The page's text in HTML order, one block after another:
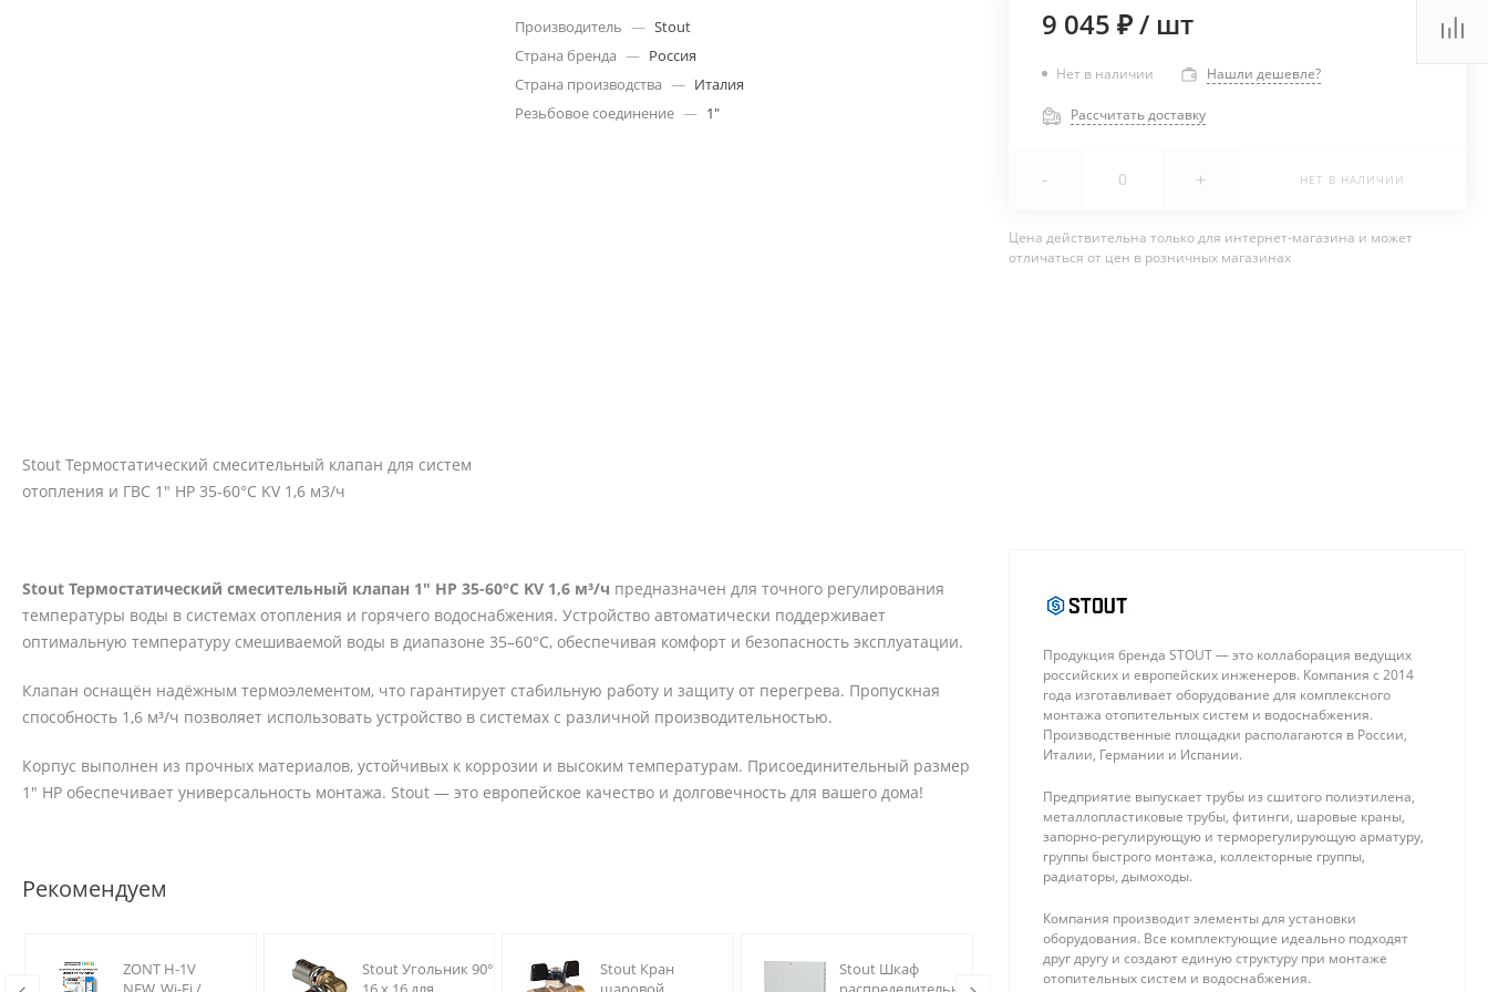
Stout Термостатический смесительный клапан для систем
отопления и ГВС 1" НР 35-60°С KV 1,6 м3/ч
Производитель — Stout
Страна бренда — Россия
Страна производства — Италия
Резьбовое соединение — 1"
9 045 ₽/ шт
Нет в наличии Нашли дешевле?
Рассчитать доставку
- + НЕТ В НАЛИЧИИ
Цена действительна только для интернет-магазина и может
отличаться от цен в розничных магазинах
Stout Термостатический смесительный клапан 1" НР 35-60°С KV 1,6 м³/ч предназначен для точного регулирования
температуры воды в системах отопления и горячего водоснабжения. Устройство автоматически поддерживает
оптимальную температуру смешиваемой воды в диапазоне 35–60°C, обеспечивая комфорт и безопасность эксплуатации.
Клапан оснащён надёжным термоэлементом, что гарантирует стабильную работу и защиту от перегрева. Пропускная
способность 1,6 м³/ч позволяет использовать устройство в системах с различной производительностью.
Корпус выполнен из прочных материалов, устойчивых к коррозии и высоким температурам. Присоединительный размер
1" НР обеспечивает универсальность монтажа. Stout — это европейское качество и долговечность для вашего дома!
Рекомендуем
ZONT H-1V
Stout Угольник 90°
Stout Кран
Stout Шкаф
Stout Насосно-
Stout Тройник
Продукция бренда STOUT — это коллаборация ведущих
российских и европейских инженеров. Компания с 2014
года изготавливает оборудование для комплексного
монтажа отопительных систем и водоснабжения.
Производственные площадки располагаются в России,
Италии, Германии и Испании.
Предприятие выпускает трубы из сшитого полиэтилена,
металлопластиковые трубы, фитинги, шаровые краны,
запорно-регулирующую и терморегулирующую арматуру,
группы быстрого монтажа, коллекторные группы,
радиаторы, дымоходы.
Компания производит элементы для установки
оборудования. Все комплектующие идеально подходят
друг другу и создают единую структуру при монтаже
отопительных систем и водоснабжения.